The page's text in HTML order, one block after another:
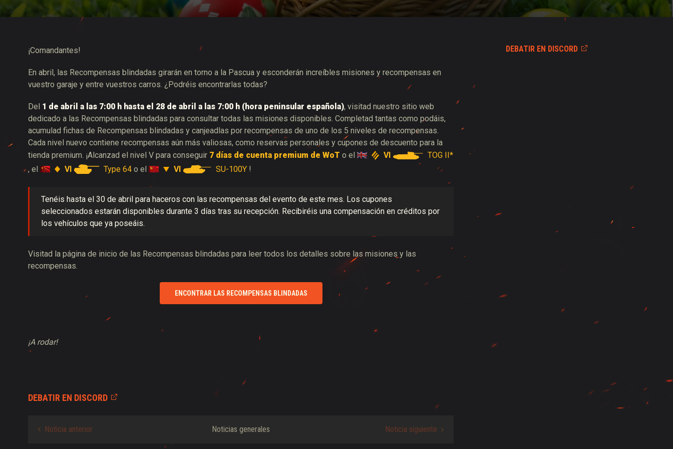
DEBATIR EN DISCORD
¡Comandantes!
En abril, las Recompensas blindadas girarán en torno a la Pascua y esconderán increíbles misiones y recompensas en
vuestro garaje y entre vuestros carros. ¿Podréis encontrarlas todas?
Del 1 de abril a las 7:00 h hasta el 28 de abril a las 7:00 h (hora peninsular española), visitad nuestro sitio web
dedicado a las Recompensas blindadas para consultar todas las misiones disponibles. Completad tantas como podáis,
acumulad fichas de Recompensas blindadas y canjeadlas por recompensas de uno de los 5 niveles de recompensas.
Cada nivel nuevo contiene recompensas aún más valiosas, como reservas personales y cupones de descuento para la
tienda premium. ¡Alcanzad el nivel V para conseguir 7 días de cuenta premium de WoT o el VI
TOG II*
, el
VI Type 64 o el VI SU-100Y !
Tenéis hasta el 30 de abril para haceros con las recompensas del evento de este mes. Los cupones
seleccionados estarán disponibles durante 3 días tras su recepción. Recibiréis una compensación en créditos por
los vehículos que ya poseáis.
Visitad la página de inicio de las Recompensas blindadas para leer todos los detalles sobre las misiones y las
recompensas.
ENCONTRAR LAS RECOMPENSAS BLINDADAS
¡A rodar!
DEBATIR EN DISCORD
Noticia anterior Noticias generales Noticia siguiente